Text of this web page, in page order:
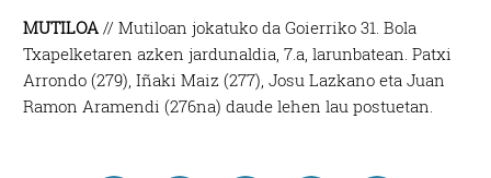
MUTILOA// Mutiloan jokatuko da Goierriko 31. Bola
Txapelketaren azken jardunaldia, 7.a, larunbatean. Patxi
Arrondo (279), Iñaki Maiz (277), Josu Lazkano eta Juan
Ramon Aramendi (276na) daude lehen lau postuetan.